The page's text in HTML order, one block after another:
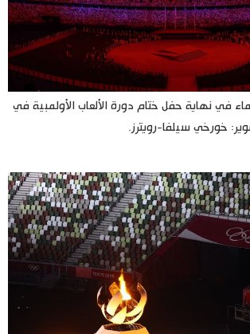
في نهاية حفل ختام دورة الألعاب الأولمبية في
خورخي سيلفا-رويترز.